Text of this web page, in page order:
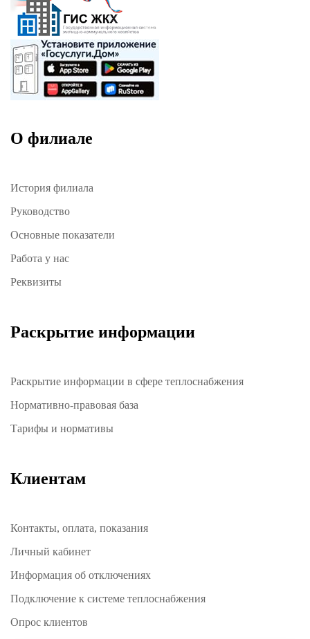
О филиале
История филиала
Руководство
Основные показатели
Работа у нас
Реквизиты
Раскрытие информации
Раскрытие информации в сфере теплоснабжения
Нормативно-правовая база
Тарифы и нормативы
Клиентам
Контакты, оплата, показания
Личный кабинет
Информация об отключениях
Подключение к системе теплоснабжения
Опрос клиентов